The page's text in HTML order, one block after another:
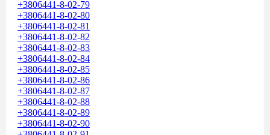
+3806441-8-02-79
+3806441-8-02-80
+3806441-8-02-81
+3806441-8-02-82
+3806441-8-02-83
+3806441-8-02-84
+3806441-8-02-85
+3806441-8-02-86
+3806441-8-02-87
+3806441-8-02-88
+3806441-8-02-89
+3806441-8-02-90